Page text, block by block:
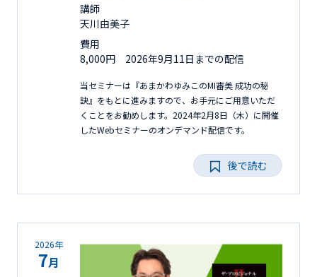
講師
天川由美子
費用
8,000円 2026年9月11日までの配信
当セミナーは『あまかわゆみこのMI審美 成功の秘
訣』をもとに進みますので、お手元にご用意いただ
くことをお勧めします。2024年2月8日（木）に開催
したWebセミナーのオンデマンド配信です。
後で読む
2026年
7月